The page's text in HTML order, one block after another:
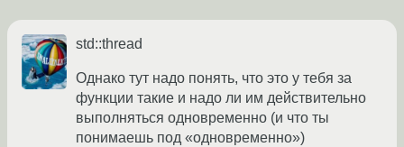
std::thread
Однако тут надо понять, что это у тебя за
функции такие и надо ли им действительно
выполняться одновременно (и что ты
понимаешь под «одновременно»)